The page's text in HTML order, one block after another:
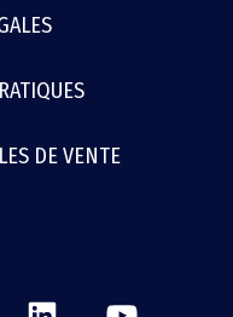
DE VENTE